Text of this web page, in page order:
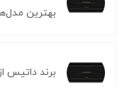
بهترین
برند داتیس